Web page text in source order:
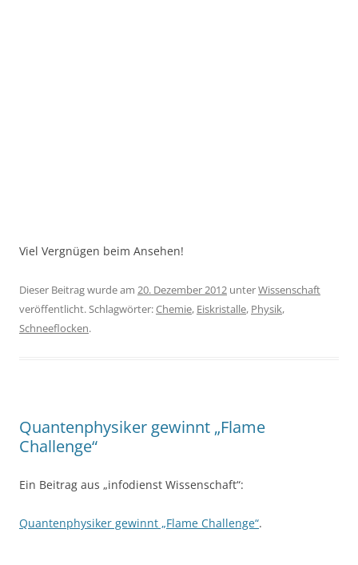
Viel Vergnügen beim Ansehen!
Dieser Beitrag wurde am 20. Dezember 2012 unterWissenschaft
veröffentlicht. Schlagwörter:Chemie, Eiskristalle, Physik,
Schneeflocken.
Quantenphysiker gewinnt „Flame
Challenge“
Ein Beitrag aus „infodienst Wissenschaft“:
Quantenphysiker gewinnt „Flame Challenge“.